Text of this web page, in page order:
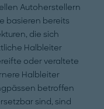
Autoherstellern
basieren bereits
die sich
Halbleiter
oder veraltete
Halbleiter
betroffen
sind, sind